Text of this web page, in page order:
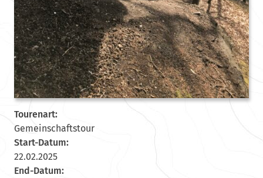
Tourenart:
Gemeinschaftstour
Start-Datum:
22.02.2025
End-Datum: